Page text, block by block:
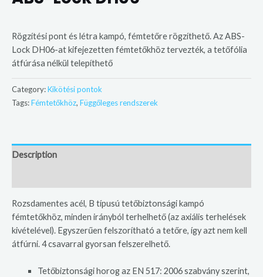
Rögzítési pont és létra kampó, fémtetőre rögzíthető. Az ABS-
Lock DH06-at kifejezetten fémtetőkhöz tervezték, a tetőfólia
átfúrása nélkül telepíthető
Category:Kikötési pontok
Tags:Fémtetőkhöz, Függőleges rendszerek
Description
Rozsdamentes acél, B típusú tetőbiztonsági kampó
fémtetőkhöz, minden irányból terhelhető (az axiális terhelések
kivételével). Egyszerűen felszorítható a tetőre, így azt nem kell
átfúrni. 4 csavarral gyorsan felszerelhető.
Tetőbiztonsági horog az EN 517: 2006 szabvány szerint,